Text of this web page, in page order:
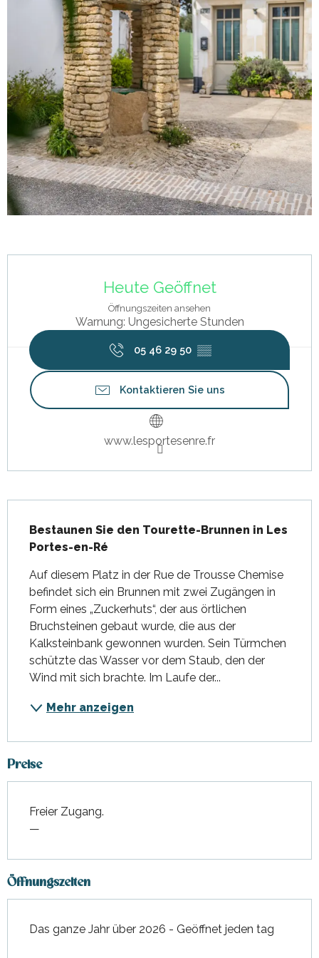
Heute Geöffnet
Öffnungszeiten ansehen
Warnung: Ungesicherte Stunden
05 46 29 50 ▒▒
Kontaktieren Sie uns
www.lesportesenre.fr
Bestaunen Sie den Tourette-Brunnen in Les
Portes-en-Ré
Auf diesem Platz in der Rue de Trousse Chemise
befindet sich ein Brunnen mit zwei Zugängen in
Form eines „Zuckerhuts“, der aus örtlichen
Bruchsteinen gebaut wurde, die aus der
Kalksteinbank gewonnen wurden. Sein Türmchen
schützte das Wasser vor dem Staub, den der
Wind mit sich brachte. Im Laufe der...
Mehr anzeigen
Preise
Freier Zugang.
—
Öffnungszeiten
Das ganze Jahr über 2026 - Geöffnet jeden tag